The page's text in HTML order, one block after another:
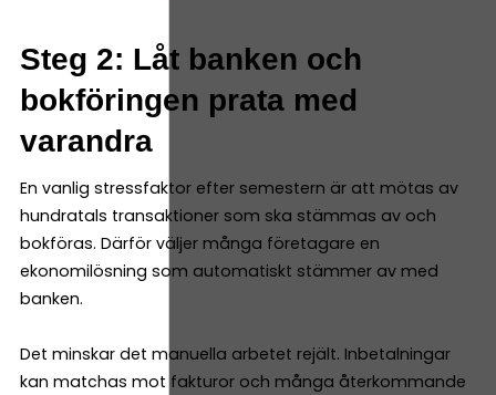
Steg 2: Låt banken och
bokföringen prata med
varandra
En vanlig stressfaktor efter semestern är att mötas av
hundratals transaktioner som ska stämmas av och
bokföras. Därför väljer många företagare en
ekonomilösning som automatiskt stämmer av med
banken.
Det minskar det manuella arbetet rejält. Inbetalningar
kan matchas mot fakturor och många återkommande